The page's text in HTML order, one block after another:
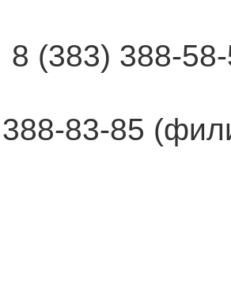
8 (383) 388-
388-83-85